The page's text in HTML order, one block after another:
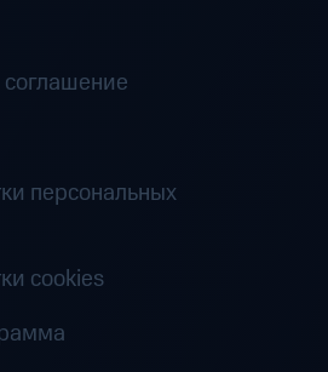
соглашение
персональных
cookies